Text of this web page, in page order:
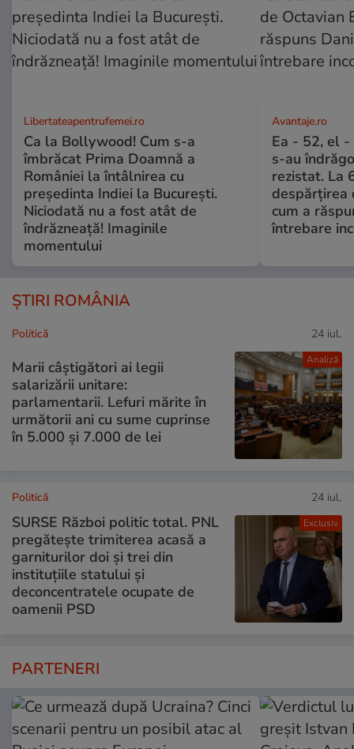
Libertateapentrufemei.ro
Ca la Bollywood! Cum s-a
îmbrăcat Prima Doamnă a
României la întâlnirea cu
președinta Indiei la București.
Niciodată nu a fost atât de
îndrăzneață! Imaginile
momentului
Avantaje.ro
Ea - 52, el -
s-au
rezistat. La
despărțirea
cum a
întrebare
ȘTIRI ROMÂNIA
Analiză
Politică 24 iul.
Marii câștigători ai legii
salarizării unitare:
parlamentarii. Lefuri mărite în
următorii ani cu sume cuprinse
în 5.000 și 7.000 de lei
Exclusiv
Politică 24 iul.
SURSE Război politic total. PNL
pregătește trimiterea acasă a
garniturilor doi și trei din
instituțiile statului și
deconcentratele ocupate de
oamenii PSD
PARTENERI